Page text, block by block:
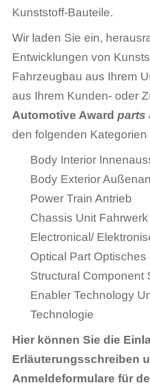
Kunststoff-Bauteile.
Wir laden Sie ein,
Entwicklungen von
Fahrzeugbau aus Ihrem
aus Ihrem Kunden- oder
Automotive Award parts
den folgenden
Body Interior
Body Exterior
Power Train Antrieb
Chassis Unit Fahrwerk
Electronical/
Optical Part Optisches
Structural Component
Enabler Technology
Technologie
Hier können Sie die
Erläuterungsschreiben
Anmeldeformulare für